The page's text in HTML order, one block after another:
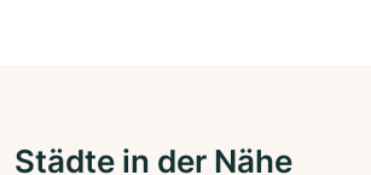
Städte in der Nähe